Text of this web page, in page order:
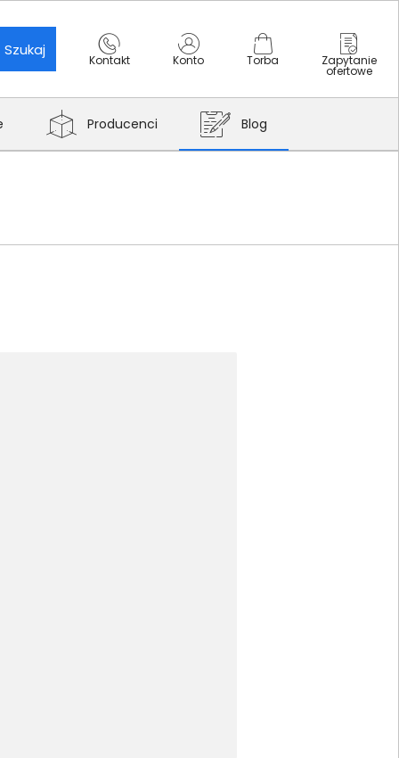
Szukaj
Kontakt Konto Torba Zapytanie
ofertowe
Producenci Blog